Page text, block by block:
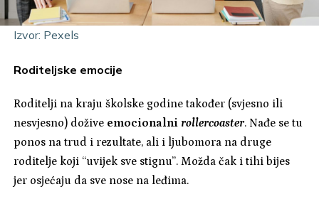
Izvor: Pexels
Roditeljske emocije
Roditelji na kraju školske godine također (svjesno ili
nesvjesno) dožive emocionalnirollercoaster. Nađe se tu
ponos na trud i rezultate, ali i ljubomora na druge
roditelje koji “uvijek sve stignu”. Možda čak i tihi bijes
jer osjećaju da sve nose na leđima.